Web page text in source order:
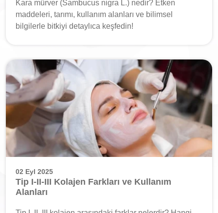
Kara mürver (Sambucus nigra L.) nedir? Etken
maddeleri, tarımı, kullanım alanları ve bilimsel
bilgilerle bitkiyi detaylıca keşfedin!
02 Eyl 2025
Tip I-II-III Kolajen Farkları ve Kullanım
Alanları